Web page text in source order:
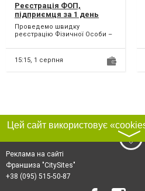
Реєстрація ФОП,
підприємця за 1 день
Проведемо швидку
реєстрацію Фізичної Особи –
реєстрі. Після реєстрації Ви
от...
15:15, 1 серпня
〉
Реклама на сайті
Франшиза "CitySites"
+38 (095) 515-50-87